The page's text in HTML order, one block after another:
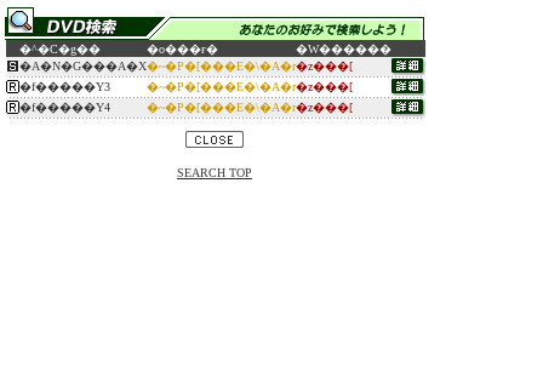
�^�C�g�� �o���ғ�
�W������
�A�N�G���A�X�~�P�[���E�\�A�r�z���[
�f�����Y3
�~�P�[���E�\�A�r�z���[
�f�����Y4
�~�P�[���E�\�A�r�z���[
SEARCH TOP